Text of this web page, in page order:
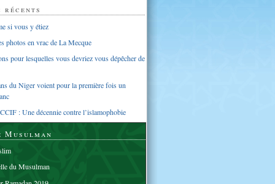
si vous y étiez
photos en vrac de La Mecque
pour lesquelles vous devriez vous dépêcher de
du Niger voient pour la première fois un
: Une décennie contre l’islamophobie
Musulman
du Musulman